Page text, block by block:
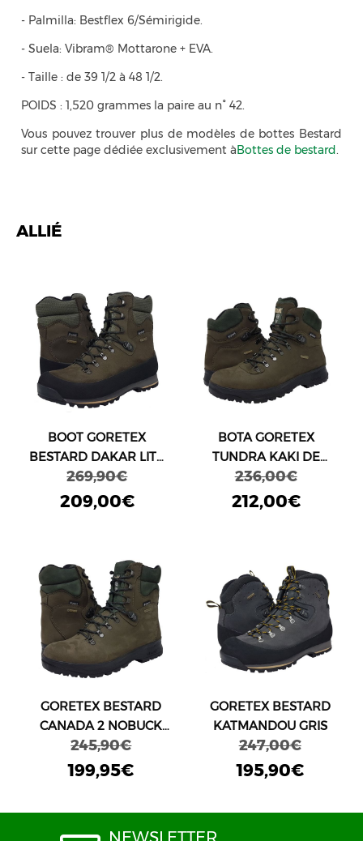
- Palmilla: Bestflex 6/Sémirigide.
- Suela: Vibram® Mottarone + EVA.
- Taille : de 39 1/2 à 48 1/2.
POIDS : 1,520 grammes la paire au n° 42.
Vous pouvez trouver plus de modèles de bottes Bestard
sur cette page dédiée exclusivement àBottes de bestard
ALLIÉ
BOOT GORETEX
BESTARD DAKAR LITE
KAKI
269,90€
209,00€
BOTA GORETEX
TUNDRA KAKI DE
BESTARD
236,00€
212,00€
GORETEX BESTARD
CANADA 2 NOBUCK
KAKI
245,90€
199,95€
GORETEX BESTARD
KATMANDOU GRIS
247,00€
195,90€
NEWSLETTER